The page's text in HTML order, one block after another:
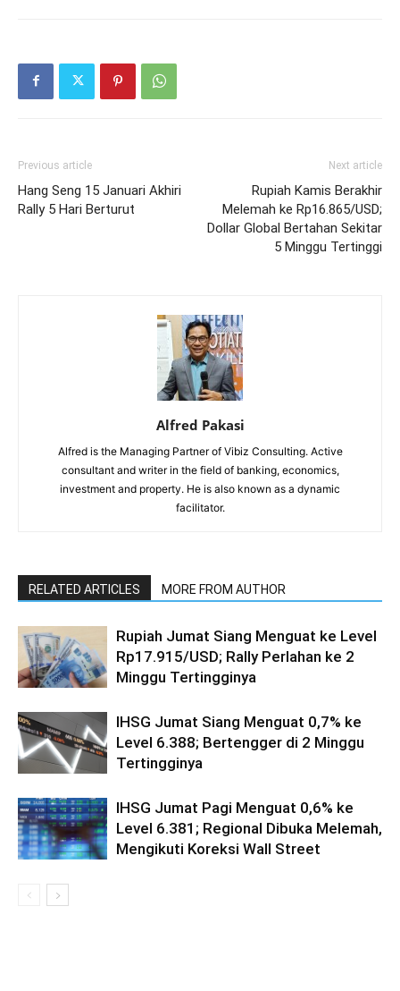
Previous article
Hang Seng 15 Januari Akhiri
Rally 5 Hari Berturut
Next article
Rupiah Kamis Berakhir
Melemah ke Rp16.865/USD;
Dollar Global Bertahan Sekitar
5 Minggu Tertinggi
Alfred Pakasi
Alfred is the Managing Partner of Vibiz Consulting. Active
consultant and writer in the field of banking, economics,
investment and property. He is also known as a dynamic
facilitator.
RELATED ARTICLES MORE FROM AUTHOR
Rupiah Jumat Siang Menguat ke Level
Rp17.915/USD; Rally Perlahan ke 2
Minggu Tertingginya
IHSG Jumat Siang Menguat 0,7% ke
Level 6.388; Bertengger di 2 Minggu
Tertingginya
IHSG Jumat Pagi Menguat 0,6% ke
Level 6.381; Regional Dibuka Melemah,
Mengikuti Koreksi Wall Street